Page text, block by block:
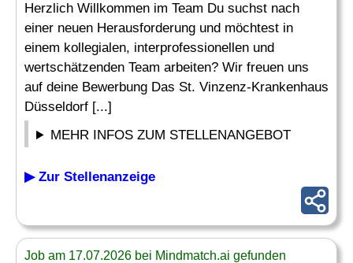
Herzlich Willkommen im Team Du suchst nach
einer neuen Herausforderung und möchtest in
einem kollegialen, interprofessionellen und
wertschätzenden Team arbeiten? Wir freuen uns
auf deine Bewerbung Das St. Vinzenz-Krankenhaus
Düsseldorf [...]
MEHR INFOS ZUM STELLENANGEBOT
▶ Zur Stellenanzeige
Job am 17.07.2026 bei Mindmatch.ai gefunden